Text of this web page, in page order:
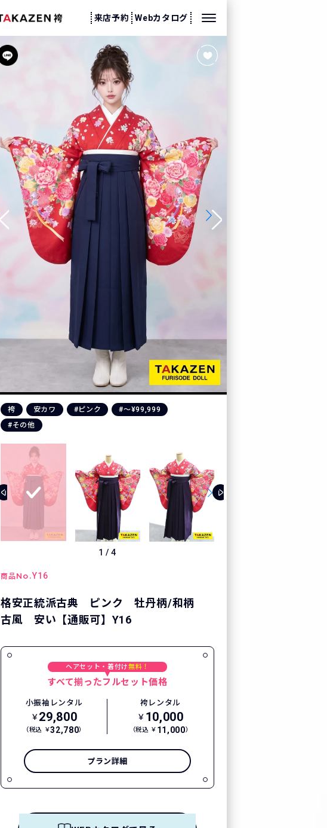
来店予約 Webカタログ
袴 安カワ #ピンク
#〜¥99,999
#その他
1 /4
商品No.Y16
格安正統派古典 ピンク 牡丹柄/和柄
古風 安い【通販可】Y16
ヘアセット・着付け無料！
すべて揃ったフルセット価格
小振袖レンタル
￥ 29,800
（税込 ￥32,780）
袴レンタル
￥ 10,000
（税込 ￥ 11,000）
プラン詳細